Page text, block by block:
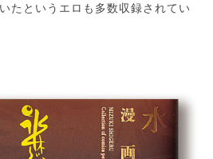
たというエロも多数収録されてい